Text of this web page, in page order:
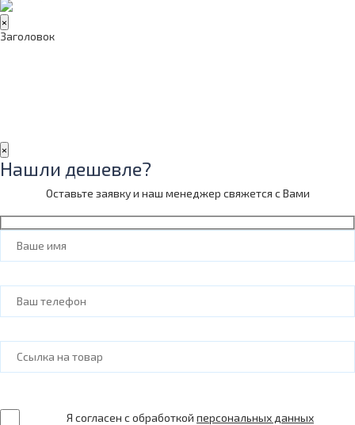
×
Заголовок
×
Нашли дешевле?
Оставьте заявку и наш менеджер свяжется с Вами
Я согласен с обработкой персональных данных